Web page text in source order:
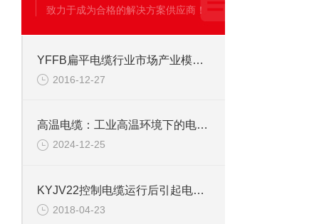
致力于成为合格的解决方案供应商！
YFFB扁平电缆行业市场产业模式升级
2016-12-27
高温电缆：工业高温环境下的电力传输“脊梁”
2024-12-25
KYJV22控制电缆运行后引起电气干扰主要原因
2018-04-23